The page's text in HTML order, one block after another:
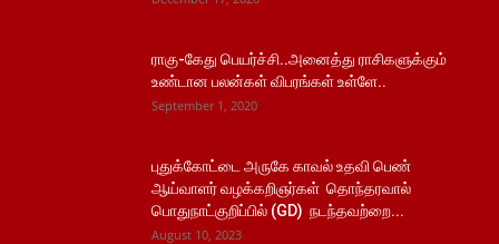
ராகு-கேது பெயர்ச்சி..அனைத்து ராசிகளுக்கும்
உண்டான பலன்கள் விபரங்கள் உள்ளே..
September 1, 2020
புதுக்கோட்டை அருகே காவல் உதவி பெண்
ஆய்வாளர் வழக்கறிஞர்கள் தொந்தரவால்
பொதுநாட்குறிப்பில் (GD) நடந்தவற்றை...
August 10, 2023